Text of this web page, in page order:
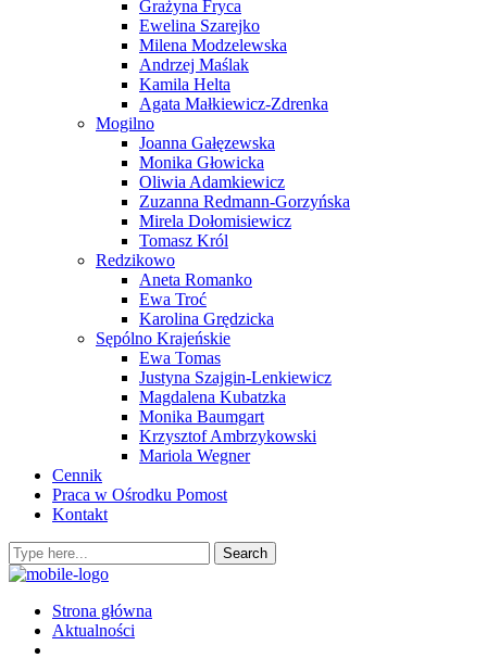
Grażyna Fryca
Ewelina Szarejko
Milena Modzelewska
Andrzej Maślak
Kamila Helta
Agata Małkiewicz-Zdrenka
Mogilno
Joanna Gałęzewska
Monika Głowicka
Oliwia Adamkiewicz
Zuzanna Redmann-Gorzyńska
Mirela Dołomisiewicz
Tomasz Król
Redzikowo
Aneta Romanko
Ewa Troć
Karolina Grędzicka
Sępólno Krajeńskie
Ewa Tomas
Justyna Szajgin-Lenkiewicz
Magdalena Kubatzka
Monika Baumgart
Krzysztof Ambrzykowski
Mariola Wegner
Cennik
Praca w Ośrodku Pomost
Kontakt
Strona główna
Aktualności